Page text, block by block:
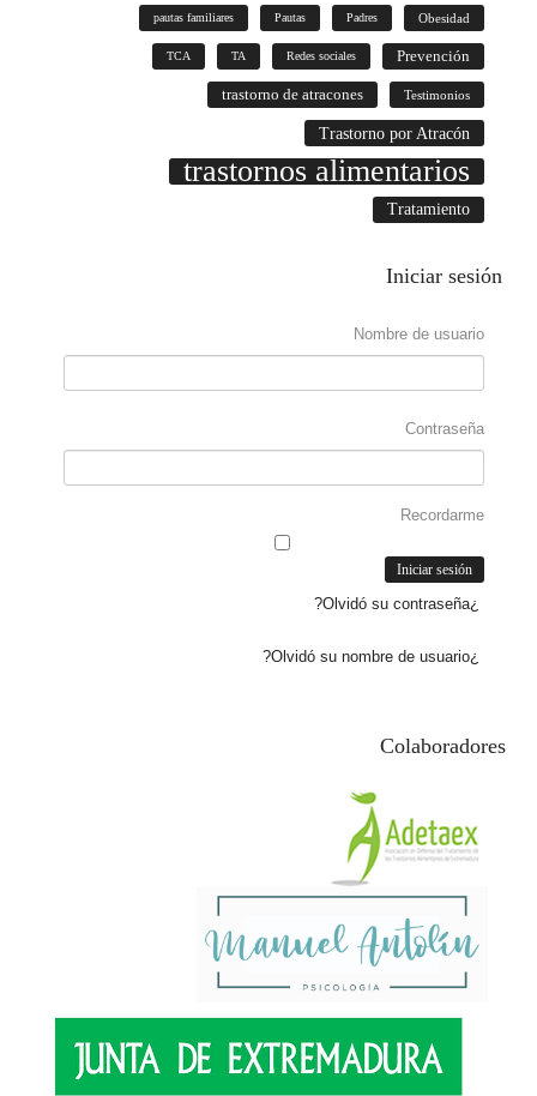
Obesidad
Padres
Pautas
pautas familiares
Prevención
Redes sociales
TA
TCA
Testimonios
trastorno de atracones
Trastorno por Atracón
trastornos alimentarios
Tratamiento
Iniciar sesión
Nombre de usuario
Contraseña
Recordarme
¿Olvidó su contraseña?
¿Olvidó su nombre de usuario?
Colaboradores